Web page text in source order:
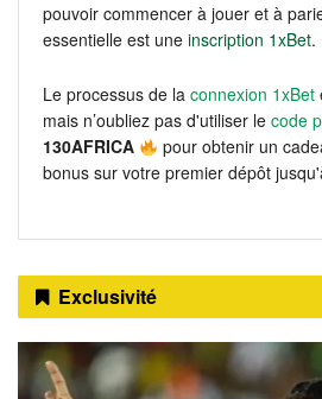
pouvoir commencer à jouer et à
essentielle est une inscription 1xBet.
Le processus de la connexion 1xBet
mais n’oubliez pas d'utiliser le code
130AFRICA
pour obtenir un
bonus sur votre premier dépôt
Exclusivité